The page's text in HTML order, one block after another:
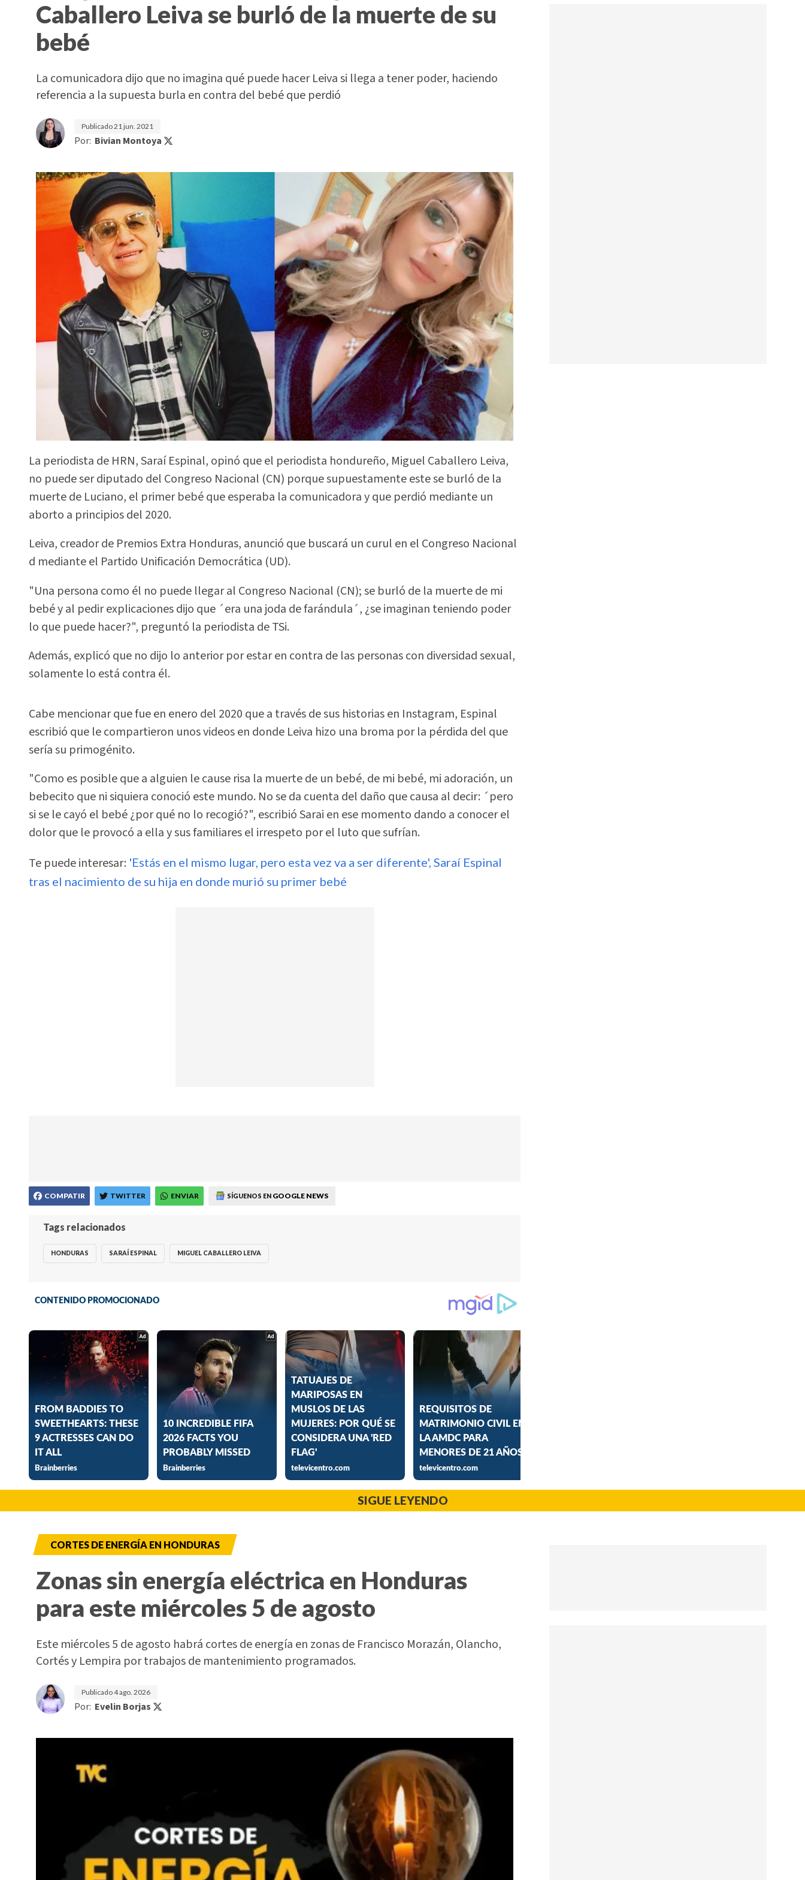
Caballero Leiva se burló de la muerte de su
bebé
La comunicadora dijo que no imagina qué puede hacer Leiva si llega a tener poder, haciendo
referencia a la supuesta burla en contra del bebé que perdió
Publicado21 jun. 2021
Por: Bivian Montoya
La periodista de HRN, Saraí Espinal, opinó que el periodista hondureño, Miguel Caballero Leiva,
no puede ser diputado del Congreso Nacional (CN) porque supuestamente este se burló de la
muerte de Luciano, el primer bebé que esperaba la comunicadora y que perdió mediante un
aborto a principios del 2020.
Leiva, creador de Premios Extra Honduras, anunció que buscará un curul en el Congreso Nacional
d mediante el Partido Unificación Democrática (UD).
"Una persona como él no puede llegar al Congreso Nacional (CN); se burló de la muerte de mi
bebé y al pedir explicaciones dijo que ´era una joda de farándula´, ¿se imaginan teniendo poder
lo que puede hacer?", preguntó la periodista de TSi.
Además, explicó que no dijo lo anterior por estar en contra de las personas con diversidad sexual,
solamente lo está contra él.
Cabe mencionar que fue en enero del 2020 que a través de sus historias en Instagram, Espinal
escribió que le compartieron unos videos en donde Leiva hizo una broma por la pérdida del que
sería su primogénito.
"Como es posible que a alguien le cause risa la muerte de un bebé, de mi bebé, mi adoración, un
bebecito que ni siquiera conoció este mundo. No se da cuenta del daño que causa al decir: ´pero
si se le cayó el bebé ¿por qué no lo recogió?", escribió Sarai en ese momento dando a conocer el
dolor que le provocó a ella y sus familiares el irrespeto por el luto que sufrían.
Te puede interesar: 'Estás en el mismo lugar, pero esta vez va a ser diferente', Saraí Espinal
tras el nacimiento de su hija en donde murió su primer bebé
COMPATIR TWITTER ENVIAR SÍGUENOS EN GOOGLE NEWS
Tags relacionados
HONDURAS SARAÍ ESPINAL MIGUEL CABALLERO LEIVA
SIGUE LEYENDO
CORTES DE ENERGÍA EN HONDURAS
Zonas sin energía eléctrica en Honduras
para este miércoles 5 de agosto
Este miércoles 5 de agosto habrá cortes de energía en zonas de Francisco Morazán, Olancho,
Cortés y Lempira por trabajos de mantenimiento programados.
Publicado4 ago. 2026
Por: Evelin Borjas